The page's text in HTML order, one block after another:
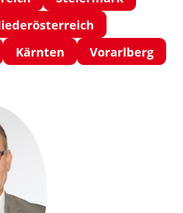
Kärnten
Vorarlberg